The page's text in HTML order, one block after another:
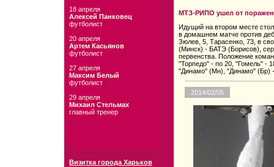
18 апреля
Алексей Панковец
футболист
20 апреля
Артем Касьянов
футболист
27 апреля
Максим Белый
футболист
29 апреля
Михаил Стельмах
главный тренер
Визитка города Харьков
МТЗ-РИПО ушел от
Идущий на втором месте
в домашнем матче против
Зюлев, 5, Тарасенко, 73, в
(Минск) - БАТЭ (Борисов),
первенства. Положение
"Торпедо" - по 20, "Гомель" -
"Динамо" (Мн), "Динамо" (Бр)
2014/02/05